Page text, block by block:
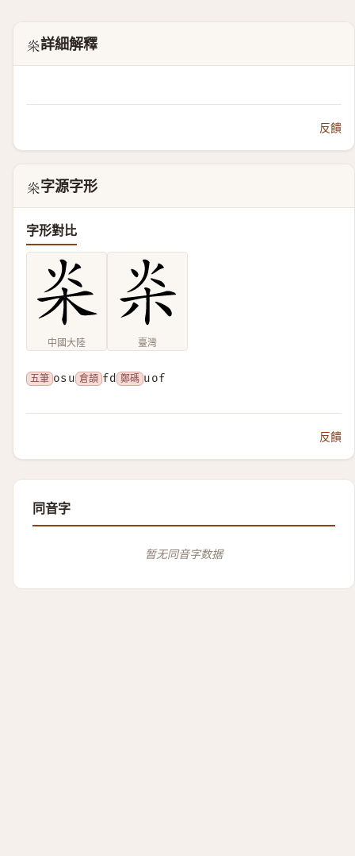
𣏦詳細解釋
反饋
𣏦字源字形
字形對比
中國大陸 臺灣
五筆 osu 倉頡 fd 鄭碼 uof
反饋
同音字
暂无同音字数据